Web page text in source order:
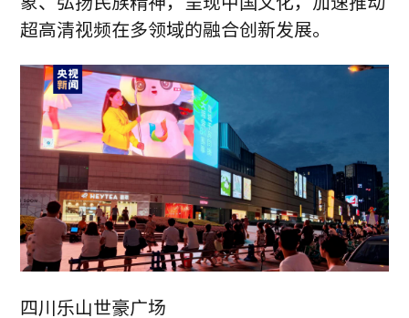
超高清视频在多领域的融合创新发展。
四川乐山世豪广场